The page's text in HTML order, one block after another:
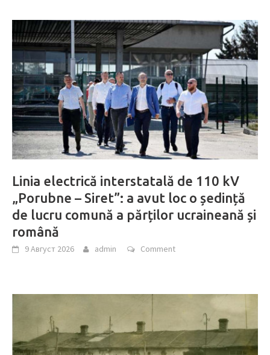
Linia electrică interstatală de 110 kV
„Porubne – Siret”: a avut loc o ședință
de lucru comună a părților ucraineană și
română
9 Август 2026 admin Comment